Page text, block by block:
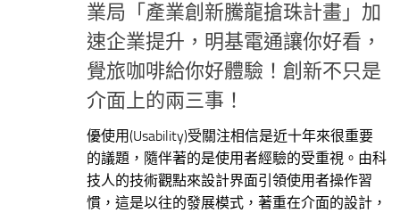
業局「產業創新騰龍搶珠計畫」加
速企業提升，明基電通讓你好看，
覺旅咖啡給你好體驗！創新不只是
介面上的兩三事！
優使用(Usability)受關注相信是近十年來很重要
的議題，隨伴著的是使用者經驗的受重視。由科
技人的技術觀點來設計界面引領使用者操作習
慣，這是以往的發展模式，著重在介面的設計，